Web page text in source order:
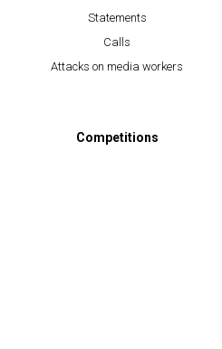
Statements
Calls
Attacks on media workers
Competitions